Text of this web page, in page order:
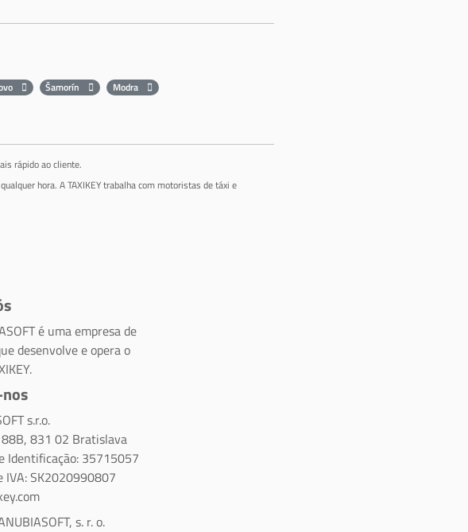
Šamorín
Modra
rápido ao cliente.
hora. A TAXIKEY trabalha com motoristas de táxi e
é uma empresa de
desenvolve e opera o
s.r.o.
88B, 831 02 Bratislava
Identificação: 35715057
IVA: SK2020990807
s. r. o.